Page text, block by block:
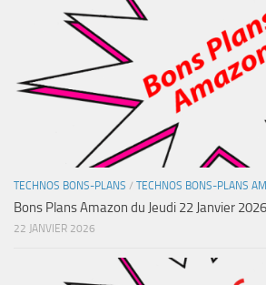
TECHNOS BONS-PLANS / TECHNOS BONS-PLANS
Bons Plans Amazon du Jeudi 22 Janvier
22 JANVIER 2026